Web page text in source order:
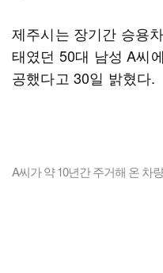
제주시는 장기간 승용
태였던 50대 남성 A씨
공했다고 30일 밝혔다.
A씨가 약 10년간 주거해 온 차